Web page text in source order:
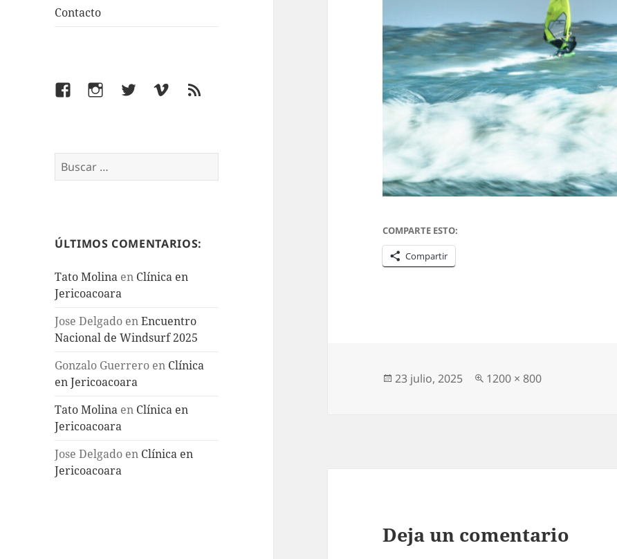
Contacto
FacebookInstagramTwitterVimeoFeed
Buscar:
ÚLTIMOS COMENTARIOS:
Tato Molina en Clínica en
Jericoacoara
Jose Delgado enEncuentro
Nacional de Windsurf 2025
Gonzalo Guerrero en Clínica
en Jericoacoara
Tato Molina en Clínica en
Jericoacoara
Jose Delgado en Clínica en
Jericoacoara
COMPARTE ESTO:
Compartir
Publicado
23 julio, 2025
Tamaño
1200 × 800
Deja un comentario